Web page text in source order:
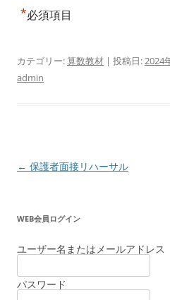
*必須項目
カテゴリー:算数教材 | 投稿日:2024
admin
投
ビ
ゲ
シ
← 保護者面接リハーサル
WEB会員ログイン
ユーザー名またはメールアドレス
パスワード